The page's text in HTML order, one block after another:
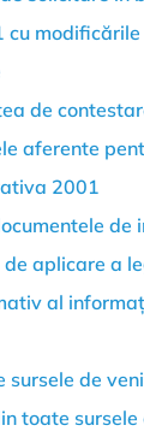
cu
de
aferente
2001
de
de aplicare a
al
sursele de
toate